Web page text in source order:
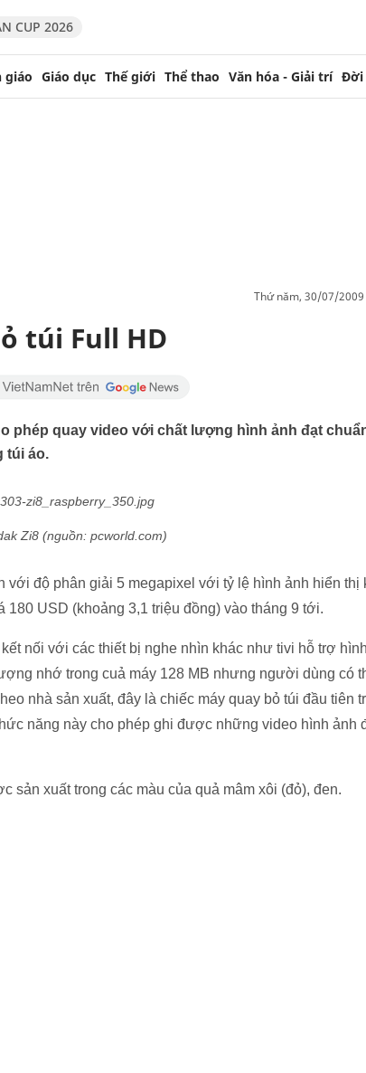
CUP 2026
giáo Giáo dục Thế giới Thể thao Văn hóa - Giải trí Đời
thứ năm, 30/07/
túi Full HD
phép quay video với chất lượng hình ảnh đạt
túi áo.
Zi8 (nguồn: pcworld.com)
với độ phân giải 5 megapixel với tỷ lệ hình ảnh hiển thị
USD (khoảng 3,1 triệu đồng) vào tháng 9 tới.
nối với các thiết bị nghe nhìn khác như tivi hỗ trợ
nhớ trong cuả máy 128 MB nhưng người dùng có
nhà sản xuất, đây là chiếc máy quay bỏ túi đầu tiên
năng này cho phép ghi được những video hình ảnh
sản xuất trong các màu của quả mâm xôi (đỏ), đen.